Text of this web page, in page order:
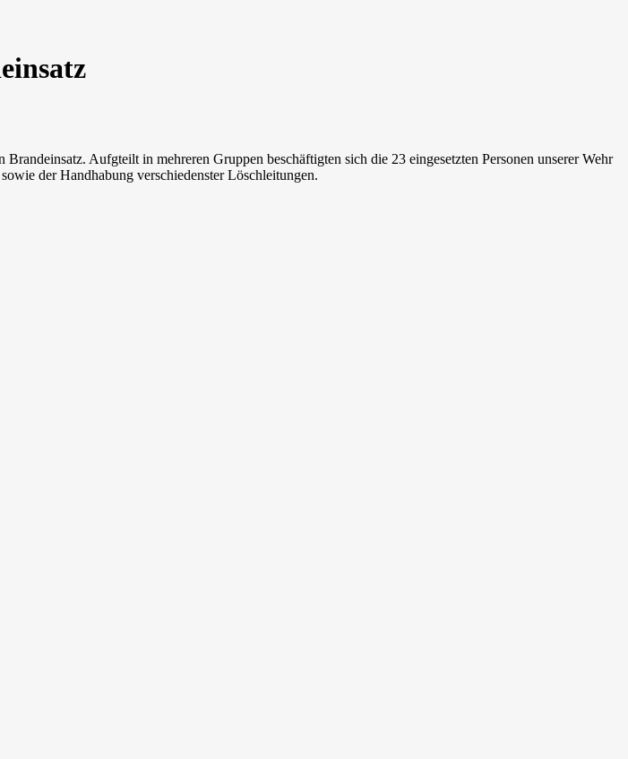
Aufgteilt in mehreren Gruppen beschäftigten sich die 23 eingesetzten Personen unserer Wehr
der Handhabung verschiedenster Löschleitungen.